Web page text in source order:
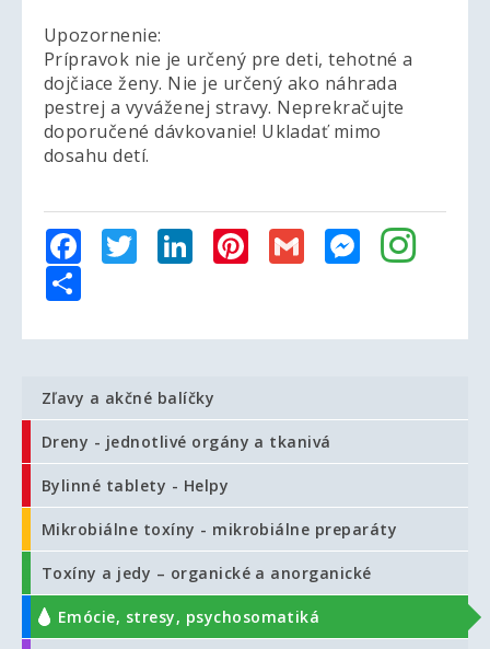
Upozornenie:
Prípravok nie je určený pre deti, tehotné a
dojčiace ženy. Nie je určený ako náhrada
pestrej a vyváženej stravy. Neprekračujte
doporučené dávkovanie! Ukladať mimo
dosahu detí.
FacebookTwitterLinkedInPinterest
Gmail Messenger
Zľavy a akčné balíčky
Dreny - jednotlivé orgány a tkanivá
Bylinné tablety - Helpy
Mikrobiálne toxíny - mikrobiálne preparáty
Toxíny a jedy – organické a anorganické
Emócie, stresy, psychosomatiká